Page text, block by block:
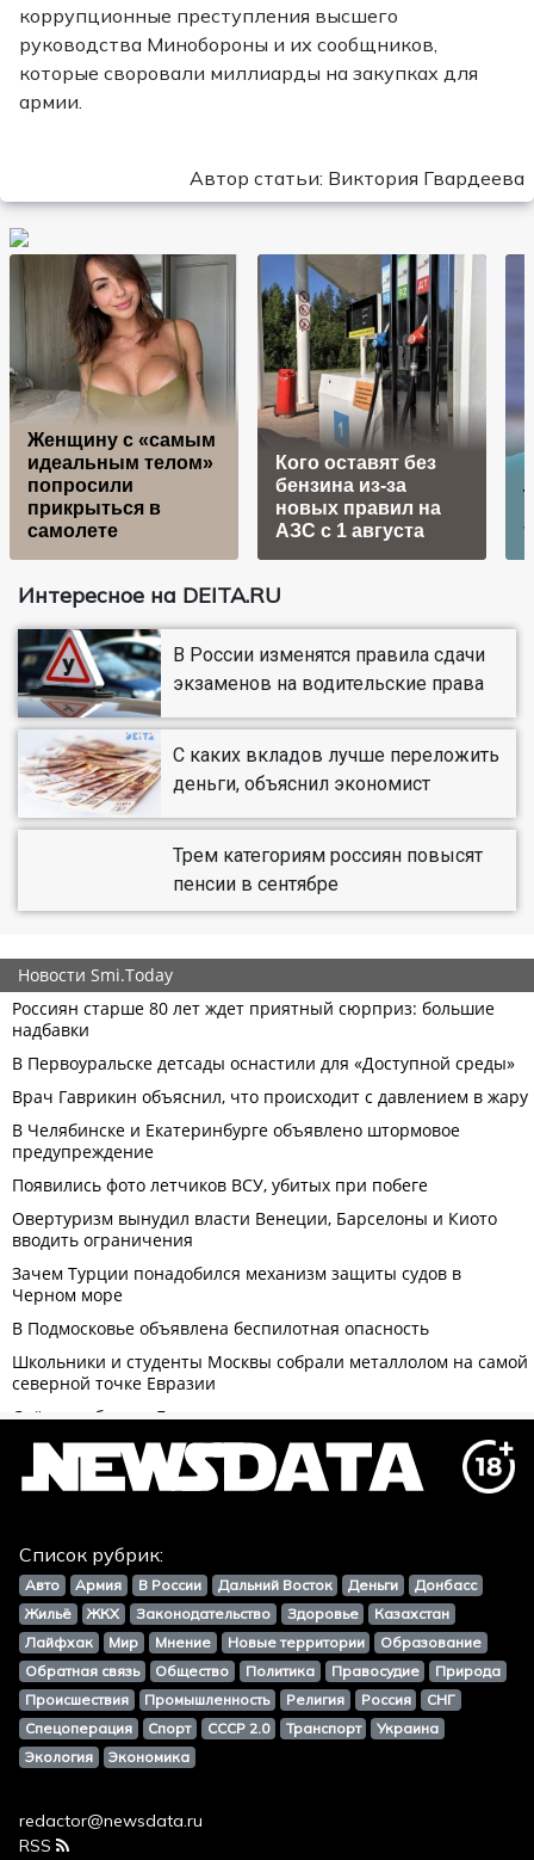
коррупционные преступления высшего
руководства Минобороны и их сообщников,
которые своровали миллиарды на закупках для
армии.
Автор статьи: Виктория Гвардеева
Женщину с «самым
идеальным телом»
попросили
прикрыться в
самолете
Кого оставят без
бензина из-за
новых правил на
АЗС с 1 августа
Интересное на DEITA.RU
В России изменятся правила сдачи
экзаменов на водительские права
С каких вкладов лучше переложить
деньги, объяснил экономист
Трем категориям россиян повысят
пенсии в сентябре
Список рубрик:
Авто Армия В России Дальний Восток Деньги
Донбасс
Жильё
ЖКХ Законодательство Здоровье
Казахстан
Лайфхак
Мир Мнение Новые территории
Образование
Обратная связь
Общество Политика Правосудие
Природа
Происшествия
Промышленность Религия Россия
СНГ
Спецоперация
Спорт СССР 2.0 Транспорт
Украина
Экология
Экономика
redactor@newsdata.ru
RSS